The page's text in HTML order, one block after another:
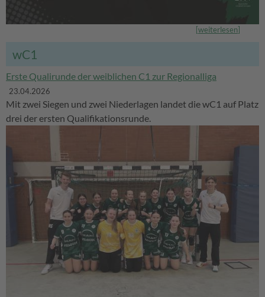
[weiterlesen]
wC1
Erste Qualirunde der weiblichen C1 zur Regionalliga
23.04.2026
Mit zwei Siegen und zwei Niederlagen landet die wC1 auf Platz
drei der ersten Qualifikationsrunde.